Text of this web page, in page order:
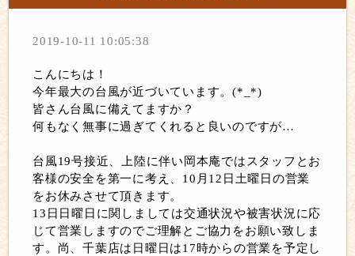
2019-10-11 10:05:38
こんにちは！
今年最大の台風が近づいています。(*_*)
皆さん台風に備えてますか？
何もなく無事に過ぎてくれると良いのですが…
台風19号接近、上陸に伴い岡本庵ではスタッフとお
客様の安全を第一に考え、10月12日土曜日の営業
をお休みさせて頂きます。
13日日曜日に関しましては交通状況や被害状況に応
じて営業しますのでご理解とご協力をお願い致しま
す。尚、千葉店は日曜日は17時からの営業を予定し